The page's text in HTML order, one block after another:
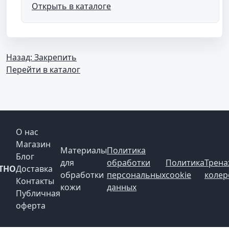
Открыть в каталоге
Назад: Закрепить
Перейти в каталог
О нас
Магазин
Блог
Доставка
Контакты
Публичная
оферта
Материалы
для
обработки
кожи
Политика
обработки
персональных
данных
Политика
cookie